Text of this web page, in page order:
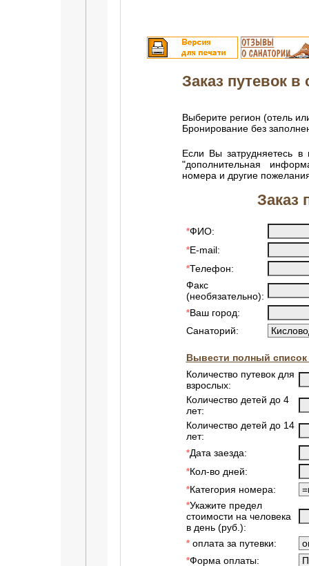
Заказ путевок в
Выберите регион (отель
Бронирование без
Если Вы затрудняетесь
"дополнительная
номера и другие
Заказ
*ФИО:
*E-mail:
*Телефон:
Факс
(необязательно):
*Ваш город:
Санаторий:
Вывести полный список
Количество путевок для
взрослых:
Количество детей до 4
лет:
Количество детей до 14
лет:
*Дата заезда:
*Кол-во дней:
*Категория номера:
*Укажите предел
стоимости на человека
в день (руб.):
*оплата за путевки:
*Форма оплаты: